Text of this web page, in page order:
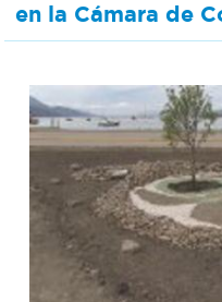
en la Cámara de